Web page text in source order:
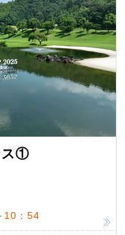
ス①
10：54